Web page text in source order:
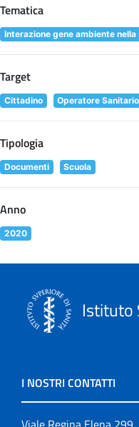
Tematica
Interazione gene ambiente
Target
Cittadino Operatore Sanitario
Tipologia
Documenti Scuola
Anno
2020
Istituto
I NOSTRI CONTATTI